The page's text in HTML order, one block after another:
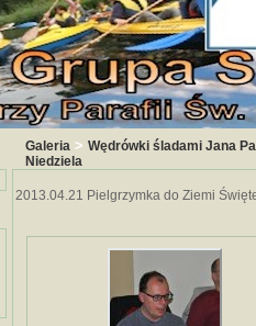
Galeria > Wędrówki śladami Jana
Niedziela
2013.04.21 Pielgrzymka do Ziemi